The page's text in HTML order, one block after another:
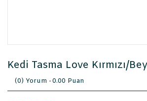
Kedi Tasma Love Kırmızı/
(0) Yorum -0.00 Puan